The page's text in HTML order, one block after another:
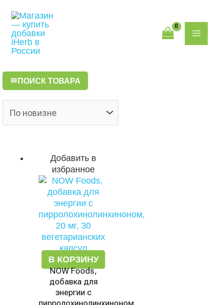
содержимому
ПОИСК ТОВАРА
Добавить в
избранное
В КОРЗИНУ
NOW Foods,
добавка для
энергии с
пирролохинолинхиноном,
товаров